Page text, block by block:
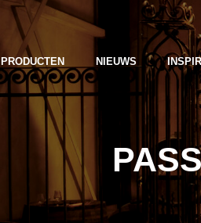
PRODUCTEN NIEUWS